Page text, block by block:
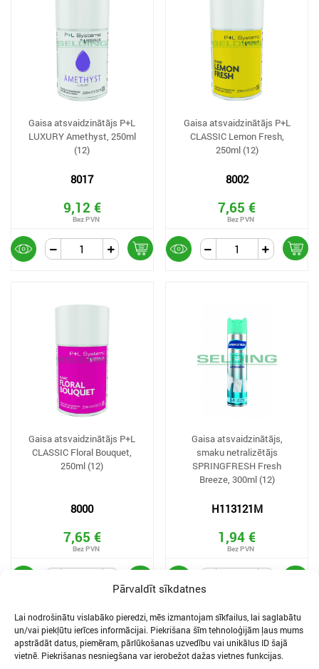
Pārvaldīt sīkdatnes
Lai nodrošinātu vislabāko pieredzi, mēs izmantojam sīkfailus, lai saglabātu
un/vai piekļūtu ierīces informācijai. Piekrišana šīm tehnoloģijām ļaus mums
apstrādāt datus, piemēram, pārlūkošanas uzvedību vai unikālus ID šajā
vietnē. Piekrišanas nesniegšana var ierobežot dažas vietnes funkcijas.
Gaisa atsvaidzinātājs P+L
LUXURY Amethyst, 250ml
(12)
8017
9,12 €
Gaisa atsvaidzinātājs P+L
CLASSIC Lemon Fresh,
250ml (12)
8002
7,65 €
Gaisa atsvaidzinātājs P+L
CLASSIC Floral Bouquet,
250ml (12)
8000
7,65 €
Gaisa atsvaidzinātājs,
smaku netralizētājs
SPRINGFRESH Fresh
Breeze, 300ml (12)
H113121M
1,94 €